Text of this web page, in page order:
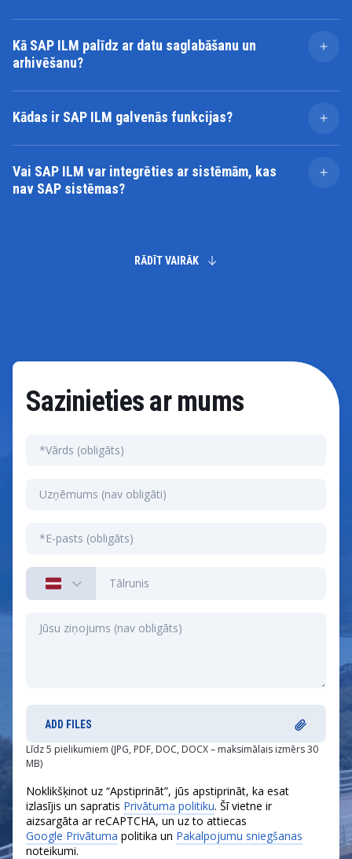
Kā SAP ILM palīdz ar datu saglabāšanu un
arhivēšanu?
SAP ILM automatizē datu saglabāšanas un arhivēšanas
pārvaldīt saglabāšanas periodus un nodrošināt
Kādas ir SAP ILM galvenās funkcijas?
Galvenās funkcijas ietver datu arhivēšanu,
sniegšanu par atbilstību.
Vai SAP ILM var integrēties ar sistēmām, kas
nav SAP sistēmas?
RĀDĪT VAIRĀK
Sazinieties ar mums
ADD FILES
Līdz 5 pielikumiem (JPG, PDF, DOC, DOCX – maksimālais izmērs 30
MB)
Noklikšķinot uz “Apstiprināt”, jūs apstiprināt, ka esat
izlasījis un sapratis Privātuma politiku. Šī vietne ir
aizsargāta ar reCAPTCHA, un uz to attiecas
Google Privātuma politika un Pakalpojumu sniegšanas
noteikumi.